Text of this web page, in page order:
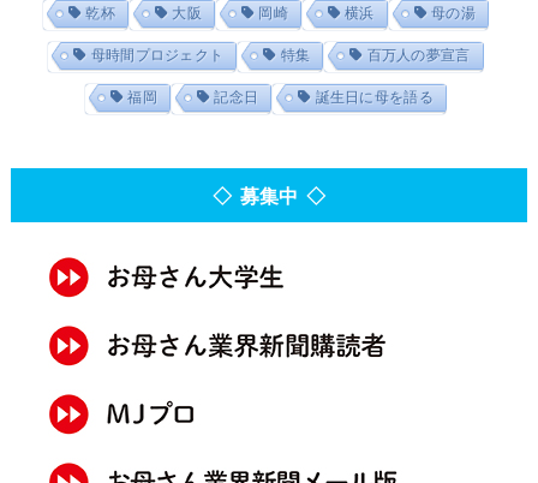
乾杯 大阪 岡崎 横浜 母の湯
母時間プロジェクト 特集 百万人の夢宣言
福岡 記念日 誕生日に母を語る
◇ 募集中 ◇